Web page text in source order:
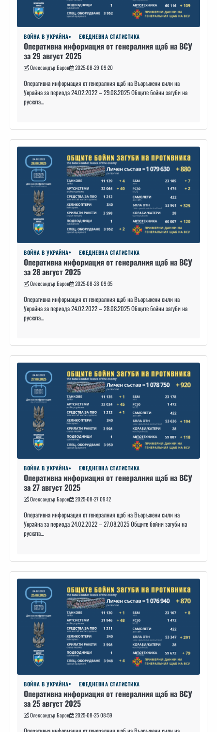
ВОЙНА В УКРАЙНА ЕЖЕДНЕВНА СТАТИСТИКА
Оперативна информация от генералния щаб на ВСУ
за 29 август 2025
Олександър Барон 2025-08-29 09:20
Оперативна информация от генералния щаб на Въоръжени сили на
Украйна за периода 24.02.2022 – 29.08.2025 Общите бойни загуби на
руската…
ВОЙНА В УКРАЙНА ЕЖЕДНЕВНА СТАТИСТИКА
Оперативна информация от генералния щаб на ВСУ
за 28 август 2025
Олександър Барон 2025-08-28 09:35
Оперативна информация от генералния щаб на Въоръжени сили на
Украйна за периода 24.02.2022 – 28.08.2025 Общите бойни загуби на
руската…
ВОЙНА В УКРАЙНА ЕЖЕДНЕВНА СТАТИСТИКА
Оперативна информация от генералния щаб на ВСУ
за 27 август 2025
Олександър Барон 2025-08-27 09:12
Оперативна информация от генералния щаб на Въоръжени сили на
Украйна за периода 24.02.2022 – 27.08.2025 Общите бойни загуби на
руската…
ВОЙНА В УКРАЙНА ЕЖЕДНЕВНА СТАТИСТИКА
Оперативна информация от генералния щаб на ВСУ
за 25 август 2025
Олександър Барон 2025-08-25 08:59